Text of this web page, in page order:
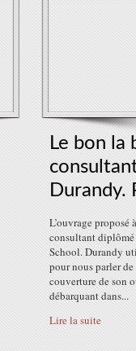
Le bon la
Durandy.
L’ouvrage proposé
consultant
School. Durandy
pour nous parler
couverture de son
débarquant dans...
Lire la suite